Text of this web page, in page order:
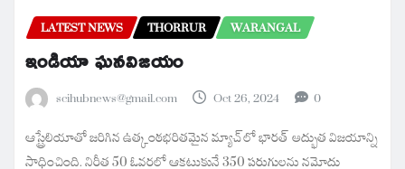
LATEST NEWS THORRUR WARANGAL
ఇండియా ఘనవిజయం
scihubnews@gmail.com Oct 26, 2024 0
ఆస్ట్రేలియాతో జరిగిన ఉత్కంఠభరితమైన మ్యాచ్‌లో భారత్ అద్భుత విజయాన్ని
సాధించింది. నిర్ణీత 50 ఓవర్లలో ఆకట్టుకునే 350 పరుగులను నమోదు